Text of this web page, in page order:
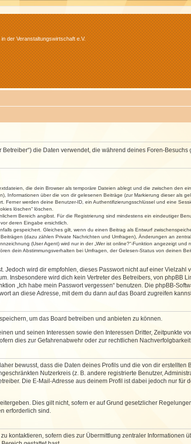
der Veranstaltungswirtschaft e.V.
Betreiber“) die Daten verwendet, die während deines Foren-
die dein Browser als temporäre Dateien ablegt und die zwischen den
Informationen über die von dir gelesenen Beiträge (zur Markierung dieser als
werden deine Benutzer-ID, ein Authentifizierungsschlüssel und eine
löschen“ löschen.
Bereich angibst. Für die Registrierung sind mindestens ein eindeutiger
deren Eingabe ersichtlich.
gespeichert. Gleiches gilt, wenn du einen Beitrag als Entwurf
(dazu zählen Private Nachrichten und Umfragen), Änderungen an
(User Agent) wird nur in der „Wer ist online?“-Funktion angezeigt und
dein Abstimmungsverhalten bei Umfragen, der Gelesen-Status von deinen
wird dir empfohlen, dieses Passwort nicht auf einer Vielzahl
Insbesondere wird dich kein Vertreter des Betreibers, von phpBB
„Ich habe mein Passwort vergessen“ benutzen. Die phpBB-
an diese Adresse, mit dem du dann auf das Board zugreifen
um das Board betreiben und anbieten zu können.
und seinen Interessen sowie den Interessen Dritter, Zeitpunkte
dies zur Gefahrenabwehr oder zur rechtlichen Nachverfolgbarkeit
bewusst, dass die Daten deines Profils und die von dir erstellten
Nutzerkreis (z. B. andere registrierte Benutzer,
Die E-Mail-Adresse aus deinem Profil ist dabei jedoch nur für
Dies gilt nicht, sofern er auf Grund gesetzlicher
erforderlich sind.
kontaktieren, sofern dies zur Übermittlung zentraler Informationen